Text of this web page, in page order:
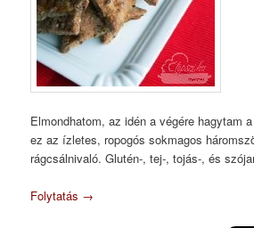
Elmondhatom, az idén a végére hagytam
ez az ízletes, ropogós sokmagos
rágcsálnivaló. Glutén-, tej-, tojás-, és
Folytatás →